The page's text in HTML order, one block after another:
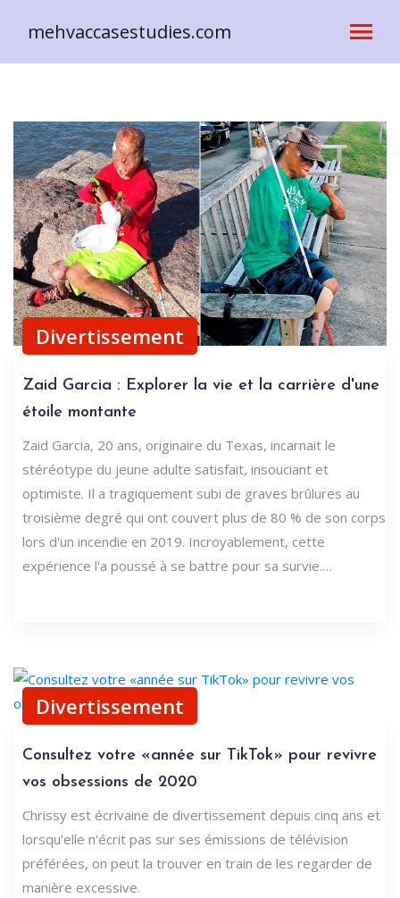
mehvaccasestudies.com
Divertissement
Zaid Garcia : Explorer la vie et la carrière d'une
étoile montante
Zaid Garcia, 20 ans, originaire du Texas, incarnait le
stéréotype du jeune adulte satisfait, insouciant et
optimiste. Il a tragiquement subi de graves brûlures au
troisième degré qui ont couvert plus de 80 % de son corps
lors d'un incendie en 2019. Incroyablement, cette
expérience l'a poussé à se battre pour sa survie.…
Divertissement
Consultez votre «année sur TikTok» pour revivre
vos obsessions de 2020
Chrissy est écrivaine de divertissement depuis cinq ans et
lorsqu'elle n'écrit pas sur ses émissions de télévision
préférées, on peut la trouver en train de les regarder de
manière excessive.